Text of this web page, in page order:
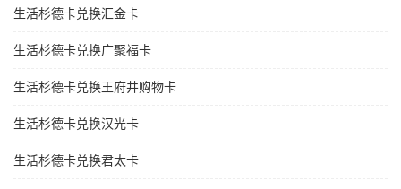
生活杉德卡兑换汇金卡
生活杉德卡兑换广聚福卡
生活杉德卡兑换王府井购物卡
生活杉德卡兑换汉光卡
生活杉德卡兑换君太卡